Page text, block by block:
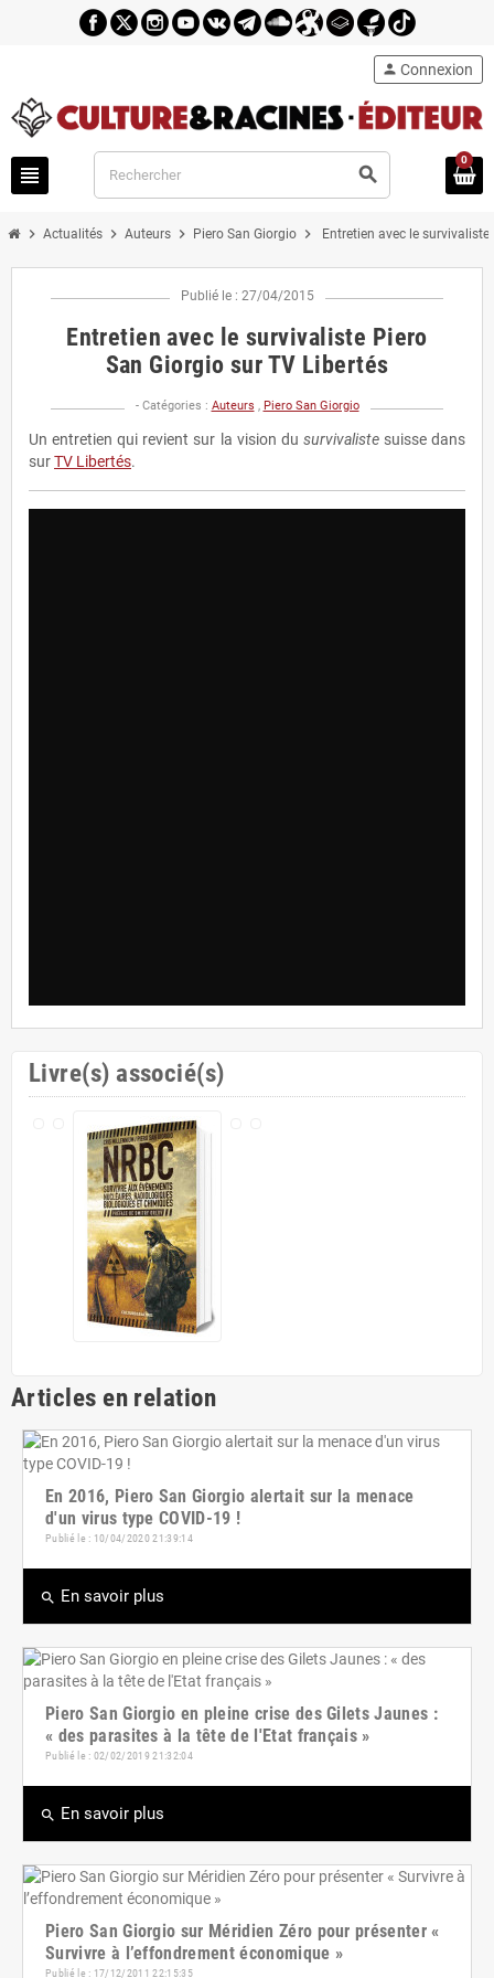
view_headline search
person Connexion
0
chevron_right Actualités chevron_right Auteurs chevron_right Piero San Giorgio chevron_right Entretien avec le
Publié le : 27/04/2015
Entretien avec le survivaliste Piero
San Giorgio sur TV Libertés
- Catégories : Auteurs , Piero San Giorgio
Un entretien qui revient sur la vision du survivalistesuisse dans
surTV Libertés.
Livre(s) associé(s)
Articles en relation
En 2016, Piero San Giorgio alertait sur la menace
d'un virus type COVID-19 !
Publié le : 10/04/2020 21:39:14
search En savoir plus
Piero San Giorgio en pleine crise des Gilets Jaunes :
« des parasites à la tête de l'Etat français »
Publié le : 02/02/2019 21:32:04
search En savoir plus
Piero San Giorgio sur Méridien Zéro pour présenter «
Survivre à l’effondrement économique »
Publié le : 17/12/2011 22:15:35